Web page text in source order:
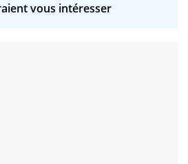
vous intéresser